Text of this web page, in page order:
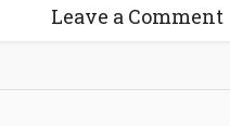
Leave a Comment